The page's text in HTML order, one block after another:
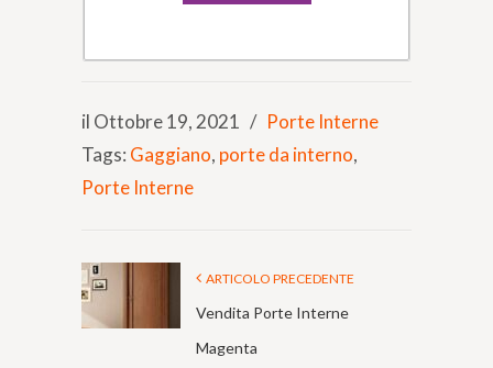
il Ottobre 19, 2021 / Porte Interne
Tags: Gaggiano, porte da interno,
Porte Interne
ARTICOLO PRECEDENTE
Vendita Porte Interne
Magenta